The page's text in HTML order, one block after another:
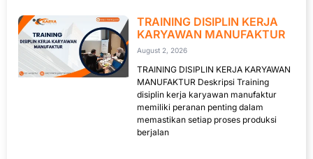
TRAINING DISIPLIN KERJA
KARYAWAN MANUFAKTUR
August 2, 2026
TRAINING DISIPLIN KERJA KARYAWAN
MANUFAKTUR Deskripsi Training
disiplin kerja karyawan manufaktur
memiliki peranan penting dalam
memastikan setiap proses produksi
berjalan